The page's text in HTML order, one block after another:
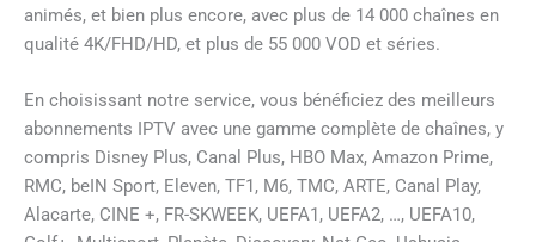
animés, et bien plus encore, avec plus de 14 000 chaînes en
qualité 4K/FHD/HD, et plus de 55 000 VOD et séries.
En choisissant notre service, vous bénéficiez des meilleurs
abonnements IPTV avec une gamme complète de chaînes, y
compris Disney Plus, Canal Plus, HBO Max, Amazon Prime,
RMC, beIN Sport, Eleven, TF1, M6, TMC, ARTE, Canal Play,
Alacarte, CINE +, FR-SKWEEK, UEFA1, UEFA2, …, UEFA10,